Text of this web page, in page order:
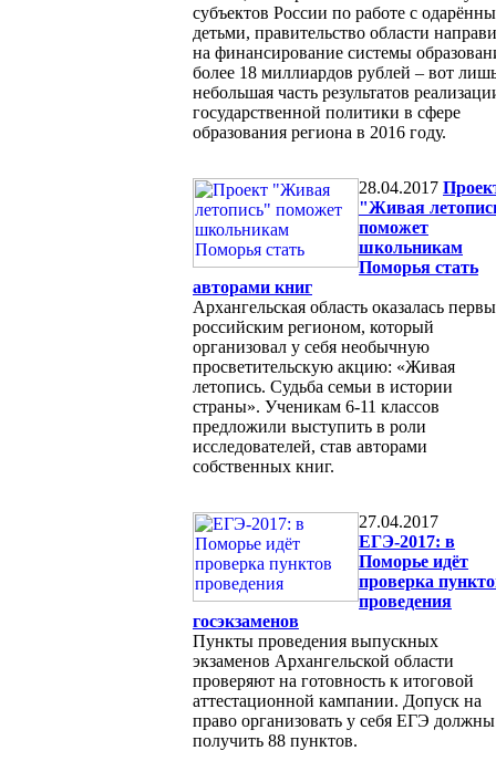
субъектов России по работе с
детьми, правительство области
на финансирование системы
более 18 миллиардов рублей – вот
небольшая часть результатов
государственной политики в сфере
образования региона в 2016 году.
28.04.2017
"Живая
поможет
школьникам
Поморья стать
авторами книг
Архангельская область оказалась
российским регионом, который
организовал у себя необычную
просветительскую акцию: «Живая
летопись. Судьба семьи в истории
страны». Ученикам 6-11 классов
предложили выступить в роли
исследователей, став авторами
собственных книг.
27.04.2017
ЕГЭ-2017: в
Поморье идёт
проверка
проведения
госэкзаменов
Пункты проведения выпускных
экзаменов Архангельской области
проверяют на готовность к итоговой
аттестационной кампании. Допуск на
право организовать у себя ЕГЭ должны
получить 88 пунктов.